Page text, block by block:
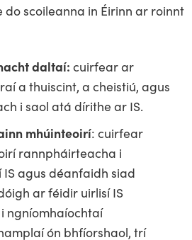
scoileanna in Éirinn ar roinnt
daltaí: cuirfear ar
a thuiscint, a cheistiú, agus
i saol atá dírithe ar IS.
mhúinteoirí: cuirfear
rannpháirteacha i
agus déanfaidh siad
ar féidir uirlisí IS
ngníomhaíochtaí
ón bhfíorshaol, trí